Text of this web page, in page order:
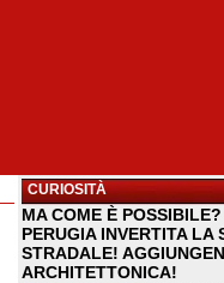
CURIOSITÀ
MA COME È
PERUGIA INVERTITA LA
STRADALE!
ARCHITETTONICA!